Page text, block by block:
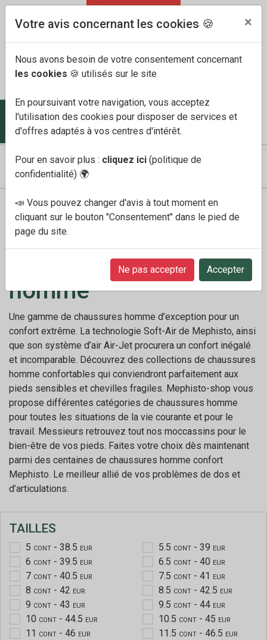
04 91 60 68 33
COMPTE MES FAVORIS
Boutique Homme
Mephisto - Mocassins
confortables pour
homme
Une gamme de chaussures homme d’exception pour un
confort extrême. La technologie Soft-Air de Mephisto, ainsi
que son système d’air Air-Jet procurera un confort inégalé
et incomparable. Découvrez des collections de chaussures
homme confortables qui conviendront parfaitement aux
pieds sensibles et chevilles fragiles. Mephisto-shop vous
propose différentes catégories de chaussures homme
pour toutes les situations de la vie courante et pour le
travail. Messieurs retrouvez tout nos moccassins pour le
bien-être de vos pieds. Faites votre choix dès maintenant
parmi des centaines de chaussures homme confort
Mephisto. Le meilleur allié de vos problèmes de dos et
d’articulations.
TAILLES
5 CONT - 38.5 EUR 5.5 CONT - 39 EUR
6 CONT - 39.5 EUR 6.5 CONT - 40 EUR
7 CONT - 40.5 EUR 7.5 CONT - 41 EUR
8 CONT - 42 EUR 8.5 CONT - 42.5 EUR
9 CONT - 43 EUR 9.5 CONT - 44 EUR
10 CONT - 44.5 EUR 10.5 CONT - 45 EUR
11 CONT - 46 EUR 11.5 CONT - 46.5 EUR
Votre avis concernant les cookies 🍪 ×
Nous avons besoin de votre consentement concernant
les cookies 🍪 utilisés sur le site
En poursuivant votre navigation, vous acceptez
l'utilisation des cookies pour disposer de services et
d'offres adaptés à vos centres d'intérêt.
Pour en savoir plus : cliquez ici (politique de
confidentialité) 🌍
📣 Vous pouvez changer d'avis à tout moment en
cliquant sur le bouton "Consentement" dans le pied de
page du site.
Ne pas accepter Accepter